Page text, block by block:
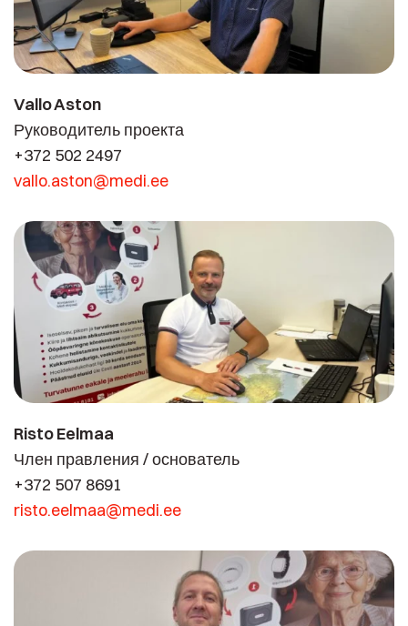
Vallo Aston
Руководитель проекта
+372 502 2497
vallo.aston@medi.ee
Risto Eelmaa
Член правления / основатель
+372 507 8691
risto.eelmaa@medi.ee